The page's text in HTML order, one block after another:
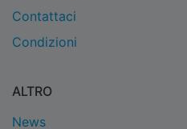
Contattaci
Condizioni
ALTRO
News